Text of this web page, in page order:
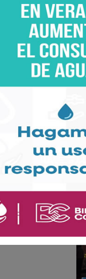
Estatal y
otra vez.
Moreno,
Y si se dan
Agatón ni a
ante
los siguientes